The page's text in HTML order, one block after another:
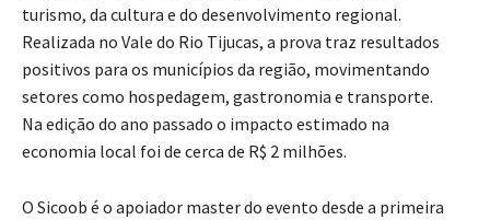
turismo, da cultura e do desenvolvimento regional.
Realizada no Vale do Rio Tijucas, a prova traz resultados
positivos para os municípios da região, movimentando
setores como hospedagem, gastronomia e transporte.
Na edição do ano passado o impacto estimado na
economia local foi de cerca de R$ 2 milhões.
O Sicoob é o apoiador master do evento desde a primeira